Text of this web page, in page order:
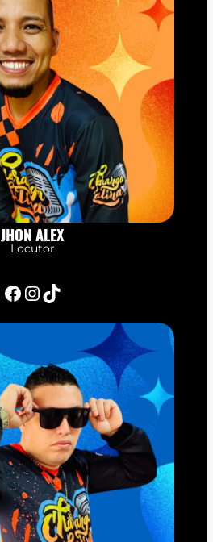
JHON ALEX
Locutor
Facebook InstagramTikTok